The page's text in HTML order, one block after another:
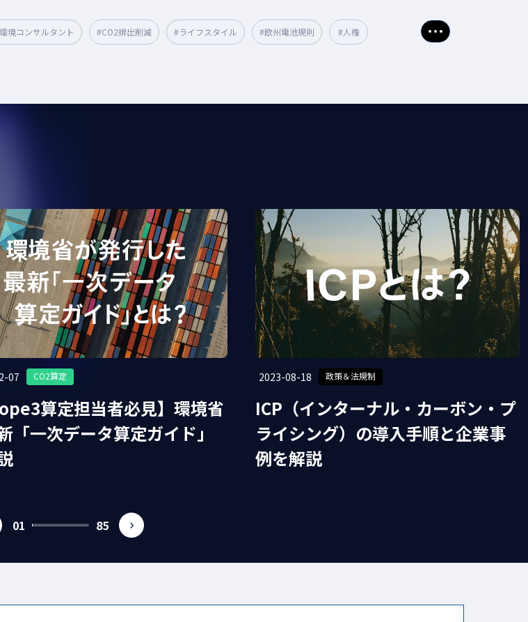
境コンサルタント #CO2排出削減 #ライフスタイル #欧州電池規則 #人権
リオン #人権DD #CO2排出係数 #循環型社会 #GXリーグ
変動枠組条約締約国会議 #SDGs #排出原単位 #循環型経済 #VPP #脱炭素
#エネマネ #インターナルカーボンプライシング
量 #クリーニング #自動車 #エコカー #CSRD #廃棄物
#ユニフォーム #cop #CSR #脱炭素経営 #CSO #CBAM
#環境課題 #作業着 #ESGデータ #欧州規制
さらに表示
07 CO2算定
算定担当者必見】環境省
「一次データ算定ガイド」
2023-08-18 政策＆法規制
ICP（インターナル・カーボン・プ
ライシング）の導入手順と企業事
例を解説
01 85 next